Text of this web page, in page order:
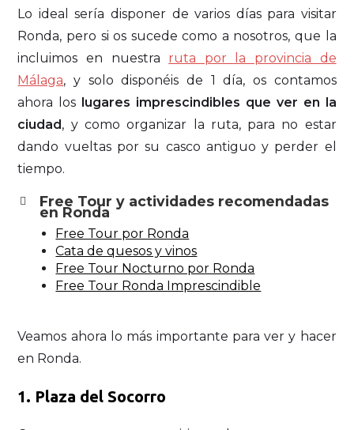
Lo ideal sería disponer de varios días para visitar
Ronda, pero si os sucede como a nosotros, que la
incluimos en nuestra ruta por la provincia de
Málaga, y solo disponéis de 1 día, os contamos
ahora los
lugares imprescindibles que ver en la
ciudad , y como organizar la ruta, para no estar
dando vueltas por su casco antiguo y perder el
tiempo.
Free Tour y actividades recomendadas
en Ronda
Free Tour por Ronda
Cata de quesos y vinos
Free Tour Nocturno por Ronda
Free Tour Ronda Imprescindible
Veamos ahora lo más importante para ver y hacer
en Ronda.
1. Plaza del Socorro